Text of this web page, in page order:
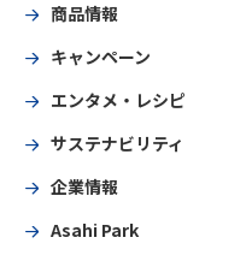
商品情報
キャンペーン
エンタメ・レシピ
サステナビリティ
企業情報
Asahi Park